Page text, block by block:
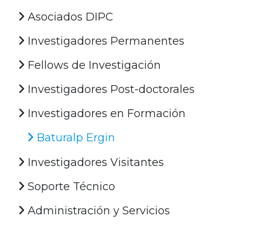
Asociados DIPC
Investigadores Permanentes
Fellows de Investigación
Investigadores Post-doctorales
Investigadores en Formación
Baturalp Ergin
Investigadores Visitantes
Soporte Técnico
Administración y Servicios